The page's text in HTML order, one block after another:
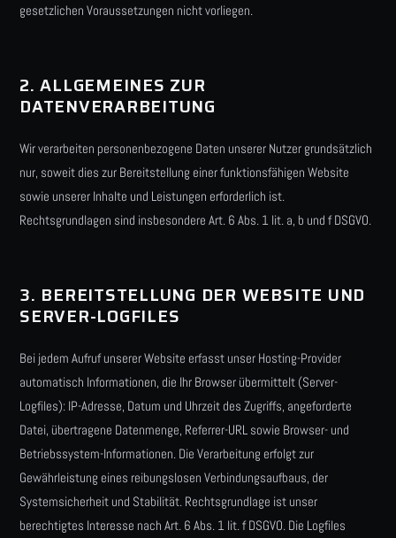
gesetzlichen Voraussetzungen nicht vorliegen.
2. ALLGEMEINES ZUR
DATENVERARBEITUNG
Wir verarbeiten personenbezogene Daten unserer Nutzer grundsätzlich
nur, soweit dies zur Bereitstellung einer funktionsfähigen Website
sowie unserer Inhalte und Leistungen erforderlich ist.
Rechtsgrundlagen sind insbesondere Art. 6 Abs. 1 lit. a, b und f DSGVO.
3. BEREITSTELLUNG DER WEBSITE UND
SERVER-LOGFILES
Bei jedem Aufruf unserer Website erfasst unser Hosting-Provider
automatisch Informationen, die Ihr Browser übermittelt (Server-
Logfiles): IP-Adresse, Datum und Uhrzeit des Zugriffs, angeforderte
Datei, übertragene Datenmenge, Referrer-URL sowie Browser- und
Betriebssystem-Informationen. Die Verarbeitung erfolgt zur
Gewährleistung eines reibungslosen Verbindungsaufbaus, der
Systemsicherheit und Stabilität. Rechtsgrundlage ist unser
berechtigtes Interesse nach Art. 6 Abs. 1 lit. f DSGVO. Die Logfiles